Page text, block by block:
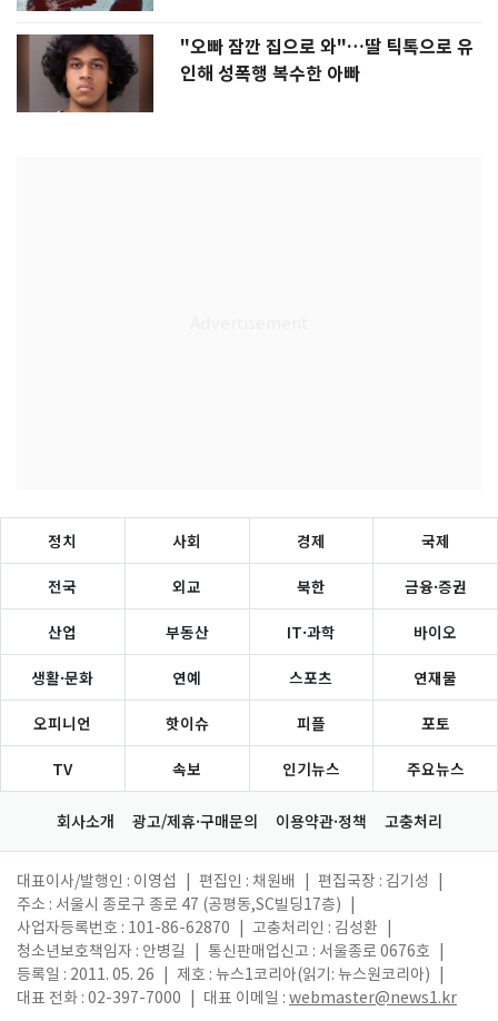
"오빠 잠깐 집으로 와"…딸 틱톡으로 유
인해 성폭행 복수한 아빠
정치 사회 경제 국제
전국 외교 북한 금융·증권
산업 부동산 IT·과학 바이오
생활·문화 연예 스포츠 연재물
오피니언 핫이슈 피플 포토
TV 속보 인기뉴스 주요뉴스
회사소개 광고/제휴·구매문의 이용약관·정책 고충처리
대표이사/발행인 : 이영섭 편집인 : 채원배 편집국장 : 김기성
주소 : 서울시 종로구 종로 47 (공평동,SC빌딩17층)
사업자등록번호 : 101-86-62870
고충처리인 : 김성환
청소년보호책임자 : 안병길
통신판매업신고 : 서울종로 0676호
등록일 : 2011. 05. 26
제호 : 뉴스1코리아(읽기: 뉴스원코리아)
대표 전화 : 02-397-7000
대표 이메일 : webmaster@news1.kr